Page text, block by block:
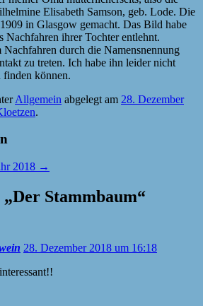
Elisabeth Samson, geb. Lode. Die
in Glasgow gemacht. Das Bild habe
Nachfahren ihrer Tochter entlehnt.
durch die Namensnennung
zu treten. Ich habe ihn leider nicht
finden können.
Allgemein abgelegt am 28. Dezember
.
2018 →
„Der Stammbaum“
28. Dezember 2018 um 16:18